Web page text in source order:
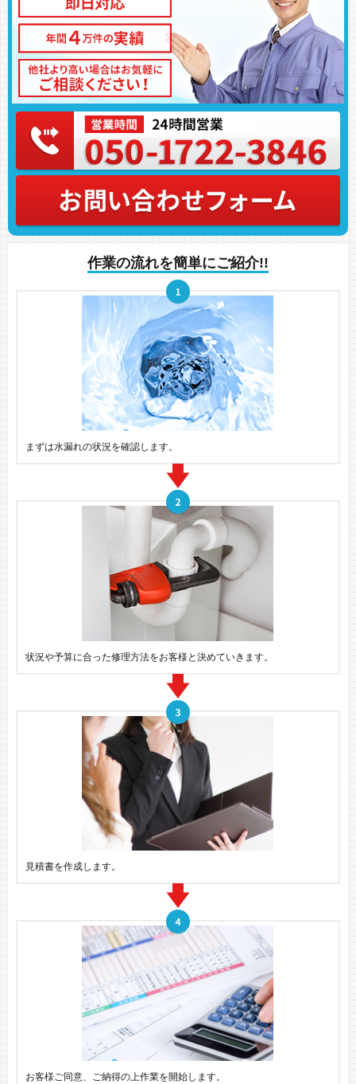
作業の流れを簡単にご紹介!!
まずは水漏れの状況を確認します。
状況や予算に合った修理方法をお客様と決めていきます。
見積書を作成します。
お客様ご同意、ご納得の上作業を開始します。